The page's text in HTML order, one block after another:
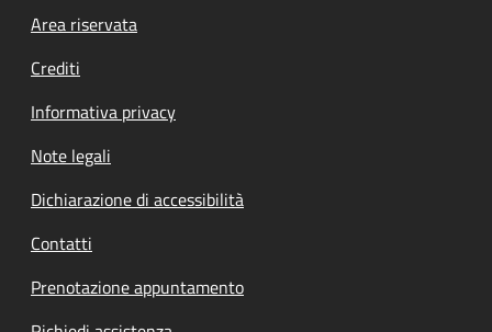
Footer menu
Area riservata
Crediti
Informativa privacy
Note legali
Dichiarazione di accessibilità
Contatti
Prenotazione appuntamento